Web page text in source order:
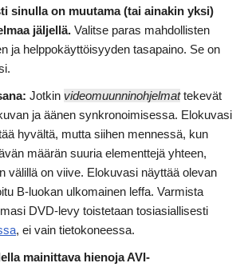
sinulla on muutama (tai ainakin yksi)
jäljellä. Valitse paras mahdollisten
ja helppokäyttöisyyden tasapaino. Se on
Jotkin videomuunninohjelmattekevät
ja äänen synkronoimisessa. Elokuvasi
hyvältä, mutta siihen mennessä, kun
määrän suuria elementtejä yhteen,
välillä on viive. Elokuvasi näyttää olevan
B-luokan ulkomainen leffa. Varmista
DVD-levy toistetaan tosiasiallisesti
, ei vain tietokoneessa.
mainittava hienoja AVI-